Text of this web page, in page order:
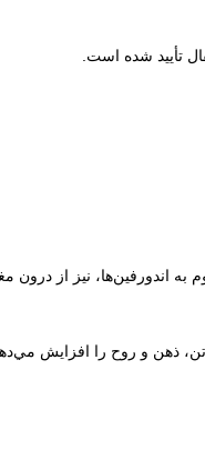
تأييد شده است.
نيز از درون
ذهن و روح را افزايش